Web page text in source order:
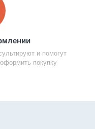
и помогут
покупку